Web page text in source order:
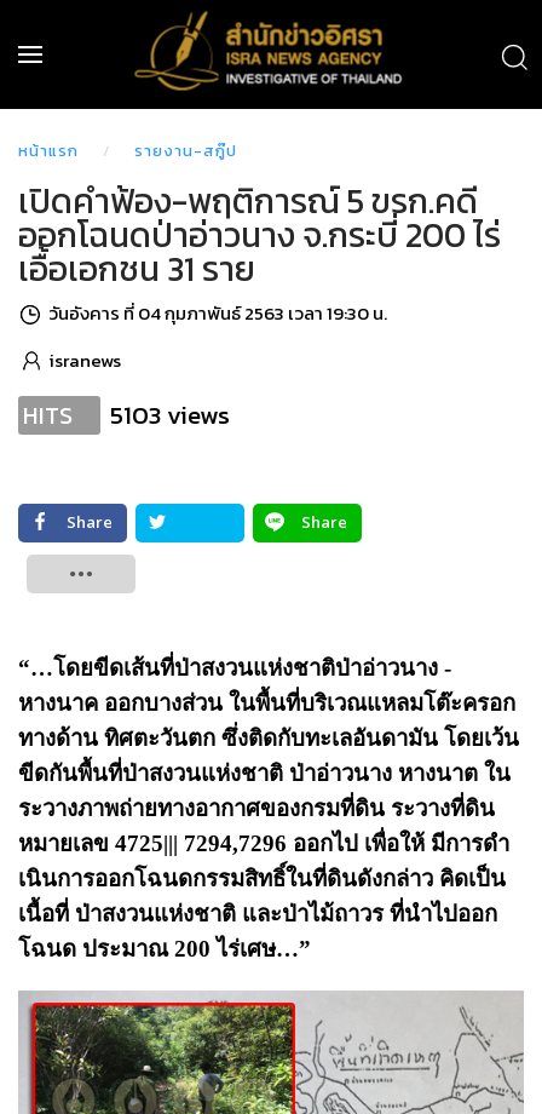
หน้าแรก รายงาน-สกู๊ป
เปิดคำฟ้อง-พฤติการณ์ 5 ขรก.คดี
ออกโฉนดป่าอ่าวนาง จ.กระบี่ 200 ไร่
เอื้อเอกชน 31 ราย
วันอังคาร ที่ 04 กุมภาพันธ์ 2563 เวลา 19:30 น.
isranews
HITS 5103 views
Share
Share
“…โดยขีดเส้นที่ป่าสงวนแห่งชาติป่าอ่าวนาง -
หางนาค ออกบางส่วน ในพื้นที่บริเวณแหลมโต๊ะครอก
ทางด้าน ทิศตะวันตก ซึ่งติดกับทะเลอันดามัน โดยเว้น
ขีดกันพื้นที่ป่าสงวนแห่งชาติ ป่าอ่าวนาง หางนาต ใน
ระวางภาพถ่ายทางอากาศของกรมที่ดิน ระวางที่ดิน
หมายเลข 4725||| 7294,7296 ออกไป เพื่อให้ มีการดํา
เนินการออกโฉนดกรรมสิทธิ์ในที่ดินดังกล่าว คิดเป็น
เนื้อที่ ป่าสงวนแห่งชาติ และป่าไม้ถาวร ที่นําไปออก
โฉนด ประมาณ 200 ไร่เศษ…”